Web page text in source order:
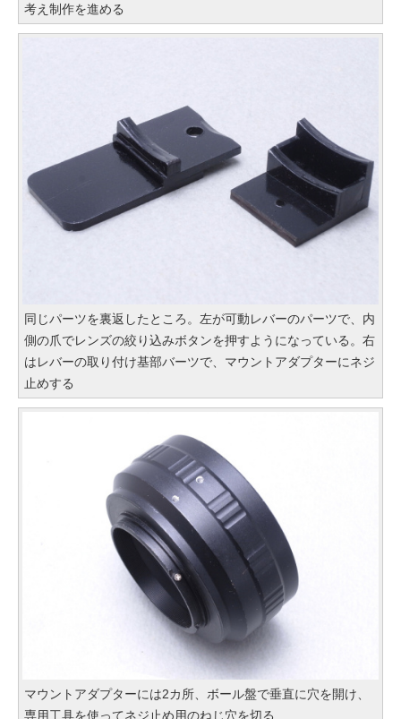
考え制作を進める
同じパーツを裏返したところ。左が可動レバーのパーツで、内
側の爪でレンズの絞り込みボタンを押すようになっている。右
はレバーの取り付け基部バーツで、マウントアダプターにネジ
止めする
マウントアダプターには2カ所、ボール盤で垂直に穴を開け、
専用工具を使ってネジ止め用のねじ穴を切る